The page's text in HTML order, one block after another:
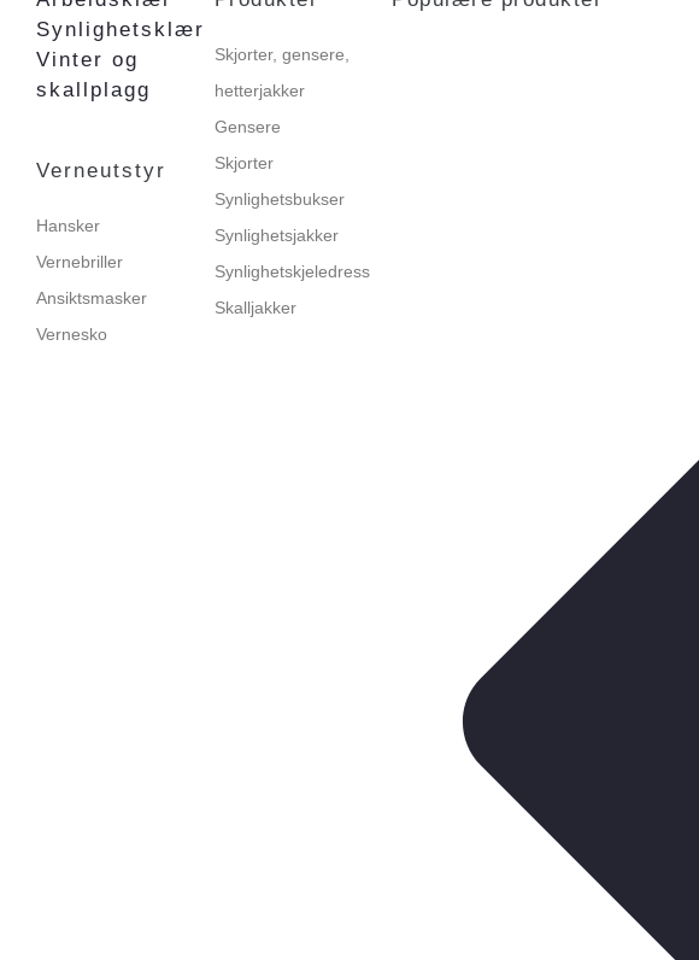
Synlighetsklær
Vinter og
skallplagg
Verneutstyr
Hansker
Vernebriller
Ansiktsmasker
Vernesko
Skjorter, gensere,
hetterjakker
Gensere
Skjorter
Synlighetsbukser
Synlighetsjakker
Synlighetskjeledress
Skalljakker